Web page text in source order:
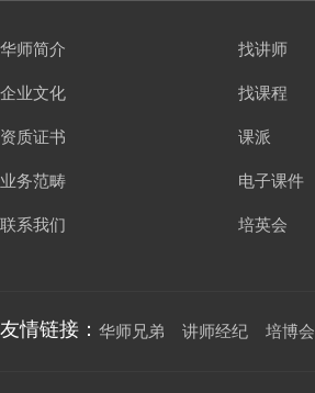
华师简介
企业文化
资质证书
业务范畴
联系我们
找讲师
找课程
课派
电子课件
培英会
友情链接： 华师兄弟 讲师经纪 培博会